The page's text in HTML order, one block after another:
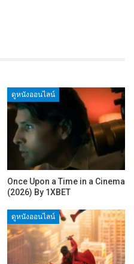
ดูหนังออนไลน์
Once Upon a Time in a Cinema
(2026) By 1XBET
ดูหนังออนไลน์